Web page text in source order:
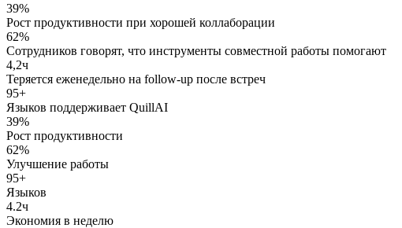
39%
Рост продуктивности при хорошей коллаборации
62%
Сотрудников говорят, что инструменты совместной работы помогают
4,2ч
Теряется еженедельно на follow-up после встреч
95+
Языков поддерживает QuillAI
39%
Рост продуктивности
62%
Улучшение работы
95+
Языков
4.2ч
Экономия в неделю